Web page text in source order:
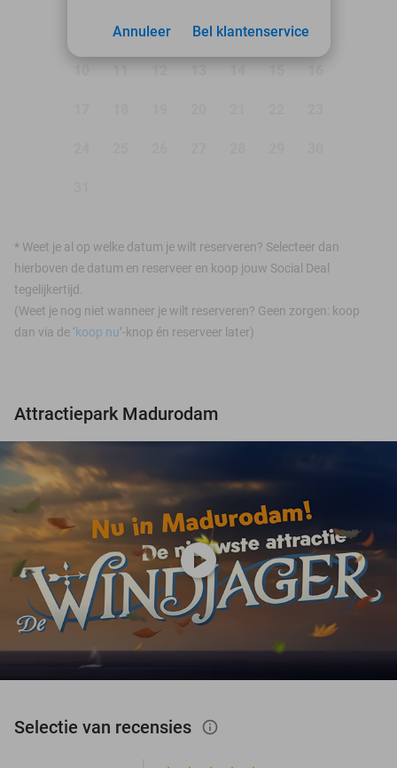
4 5 6 7 8
* Weet je al op welke datum je wilt reserveren? Selecteer dan
hierboven de datum en reserveer en koop jouw Social Deal
tegelijkertijd.
(Weet je nog niet wanneer je wilt reserveren? Geen zorgen: koop
dan via de ‘koop nu’-knop én reserveer later)
Bel klantenservice
Annuleer
Attractiepark Madurodam
play_circle
Selectie van recensies info_outlined